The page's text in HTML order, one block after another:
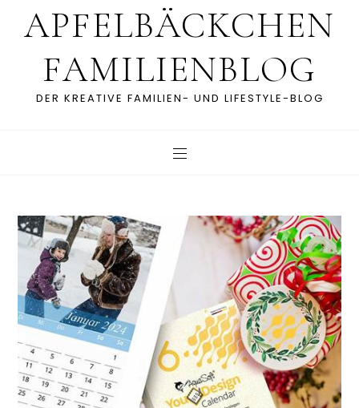
APFELBÄCKCHEN
FAMILIENBLOG
DER KREATIVE FAMILIEN- UND LIFESTYLE-BLOG